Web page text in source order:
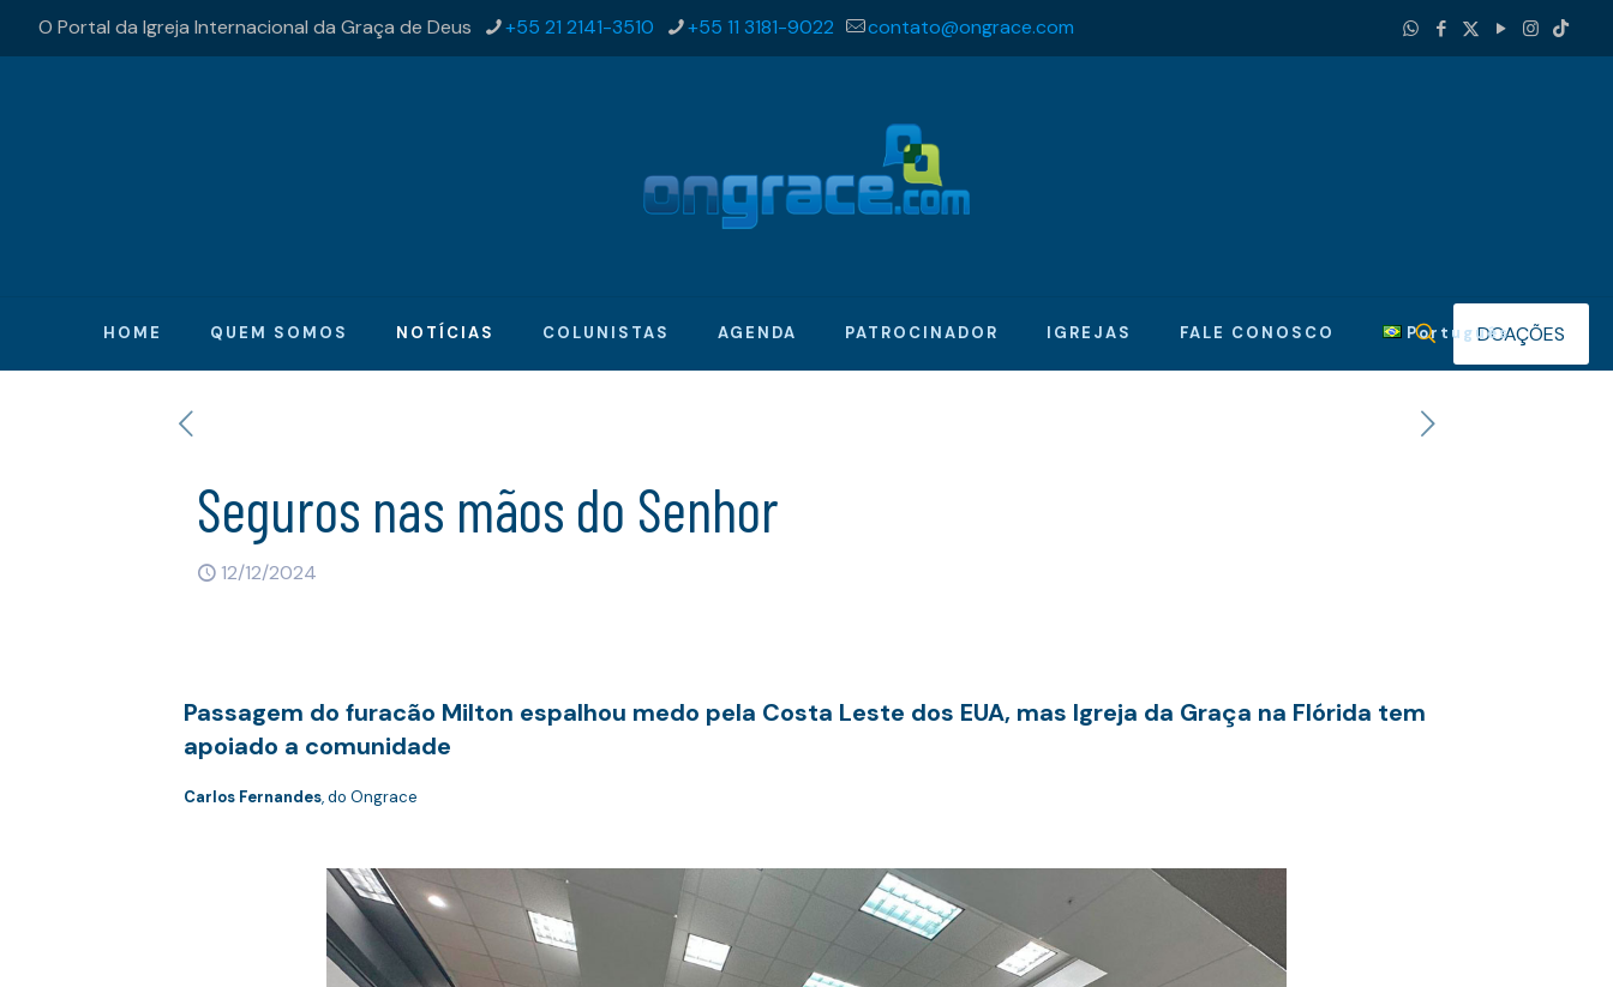
O Portal da Igreja Internacional da Graça de Deus +55 21 2141-3510 +55 11 3181-9022 contato@ongrace.com
HOME QUEM SOMOS NOTÍCIAS COLUNISTAS AGENDA PATROCINADOR IGREJAS FALE CONOSCO PortuguêsDOAÇÕES
Seguros nas mãos do Senhor
12/12/2024
Passagem do furacão Milton espalhou medo pela Costa Leste dos EUA, mas Igreja da Graça na Flórida tem
apoiado a comunidade
Carlos Fernandes, do Ongrace